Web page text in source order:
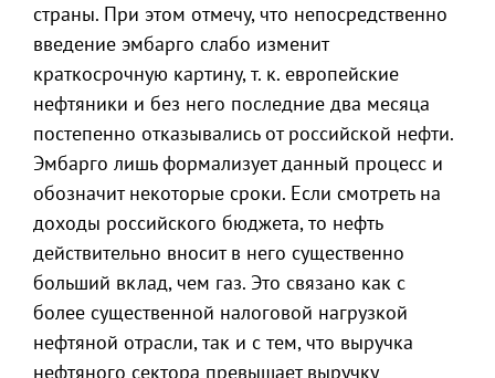
страны. При этом отмечу, что непосредственно
введение эмбарго слабо изменит
краткосрочную картину, т. к. европейские
нефтяники и без него последние два месяца
постепенно отказывались от российской нефти.
Эмбарго лишь формализует данный процесс и
обозначит некоторые сроки. Если смотреть на
доходы российского бюджета, то нефть
действительно вносит в него существенно
больший вклад, чем газ. Это связано как с
более существенной налоговой нагрузкой
нефтяной отрасли, так и с тем, что выручка
нефтяного сектора превышает выручку